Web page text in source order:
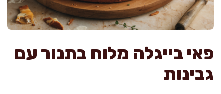
פאי בייגלה מלוח בתנור עם
גבינות